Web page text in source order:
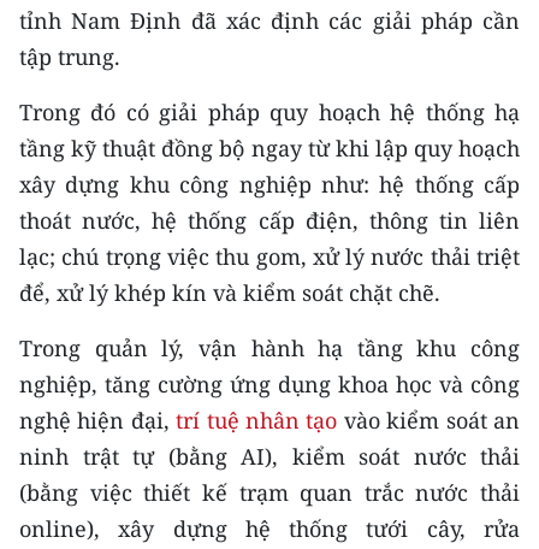
tỉnh Nam Định đã xác định các giải pháp cần
tập trung.
Trong đó có giải pháp quy hoạch hệ thống hạ
tầng kỹ thuật đồng bộ ngay từ khi lập quy hoạch
xây dựng khu công nghiệp như: hệ thống cấp
thoát nước, hệ thống cấp điện, thông tin liên
lạc; chú trọng việc thu gom, xử lý nước thải triệt
để, xử lý khép kín và kiểm soát chặt chẽ.
Trong quản lý, vận hành hạ tầng khu công
nghiệp, tăng cường ứng dụng khoa học và công
nghệ hiện đại,trí tuệ nhân tạo vào kiểm soát an
ninh trật tự (bằng AI), kiểm soát nước thải
(bằng việc thiết kế trạm quan trắc nước thải
online), xây dựng hệ thống tưới cây, rửa